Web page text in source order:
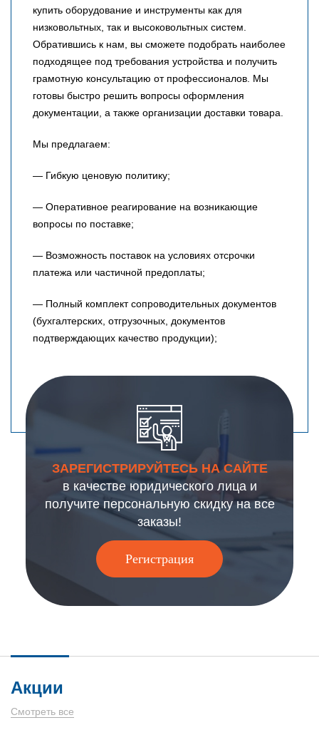
купить оборудование и инструменты как для
низковольтных, так и высоковольтных систем.
Обратившись к нам, вы сможете подобрать наиболее
подходящее под требования устройства и получить
грамотную консультацию от профессионалов. Мы
готовы быстро решить вопросы оформления
документации, а также организации доставки товара.
Мы предлагаем:
— Гибкую ценовую политику;
— Оперативное реагирование на возникающие
вопросы по поставке;
— Возможность поставок на условиях отсрочки
платежа или частичной предоплаты;
— Полный комплект сопроводительных документов
(бухгалтерских, отгрузочных, документов
подтверждающих качество продукции);
ЗАРЕГИСТРИРУЙТЕСЬ НА САЙТЕ
в качестве юридического лица и
получите персональную скидку на все
заказы!
Регистрация
Акции
Смотреть все